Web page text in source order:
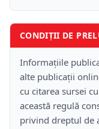
CONDIȚII DE
Informațiile
alte publicații
cu citarea sursei
această regulă
privind dreptul de